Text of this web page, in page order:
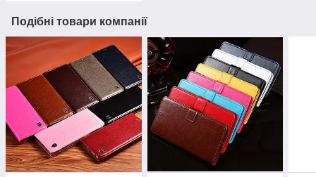
Подібні товари компанії